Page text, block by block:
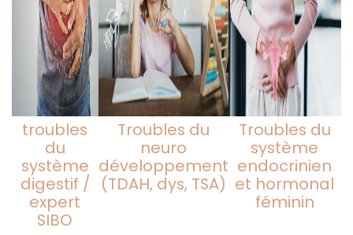
troubles
du
système
digestif /
expert
SIBO
Troubles du
neuro
développement
(TDAH, dys, TSA)
Troubles du
système
endocrinien
et hormonal
féminin